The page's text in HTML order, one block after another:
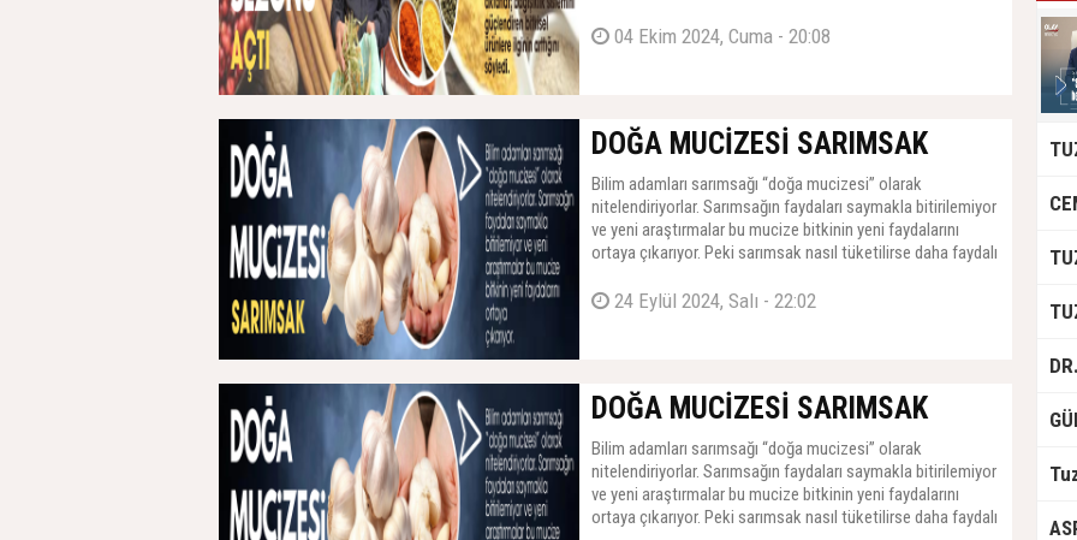
04 Ekim 2024, Cuma - 20:08
DOĞA MUCİZESİ SARIMSAK
Bilim adamları sarımsağı “doğa mucizesi” olarak
nitelendiriyorlar. Sarımsağın faydaları saymakla bitirilemiyor
ve yeni araştırmalar bu mucize bitkinin yeni faydalarını
ortaya çıkarıyor. Peki sarımsak nasıl tüketilirse daha faydalı
olduğu ortaya çıktı.
24 Eylül 2024, Salı - 22:02
DOĞA MUCİZESİ SARIMSAK
Bilim adamları sarımsağı “doğa mucizesi” olarak
nitelendiriyorlar. Sarımsağın faydaları saymakla bitirilemiyor
ve yeni araştırmalar bu mucize bitkinin yeni faydalarını
ortaya çıkarıyor. Peki sarımsak nasıl tüketilirse daha faydalı